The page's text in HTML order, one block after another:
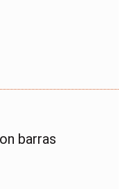
barras